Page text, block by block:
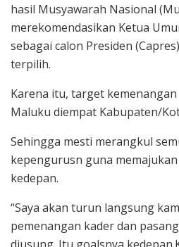
hasil Musyawarah Nasional
merekomendasikan Ketua
sebagai calon Presiden
terpilih.
Karena itu, target
Maluku diempat Kabupaten/
Sehingga mesti merangkul
kepengurusn guna
kedepan.
“Saya akan turun langsung
pemenangan kader dan
diusung. Itu goalsnya